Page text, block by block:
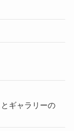
ギャラリーの